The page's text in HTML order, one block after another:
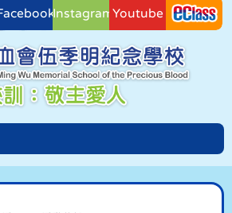
InstagramYoutube